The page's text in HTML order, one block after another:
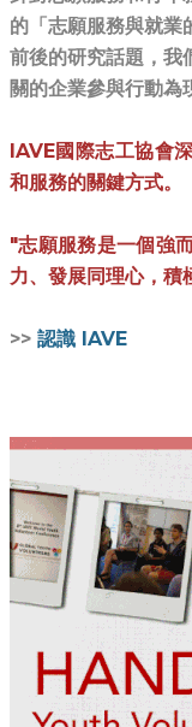
的「志願服務與就業
前後的研究話題，我
關的企業參與行動為
IAVE國際志工協會
和服務的關鍵方式。
"志願服務是一個強
力、發展同理心，積
>> 認識 IAVE